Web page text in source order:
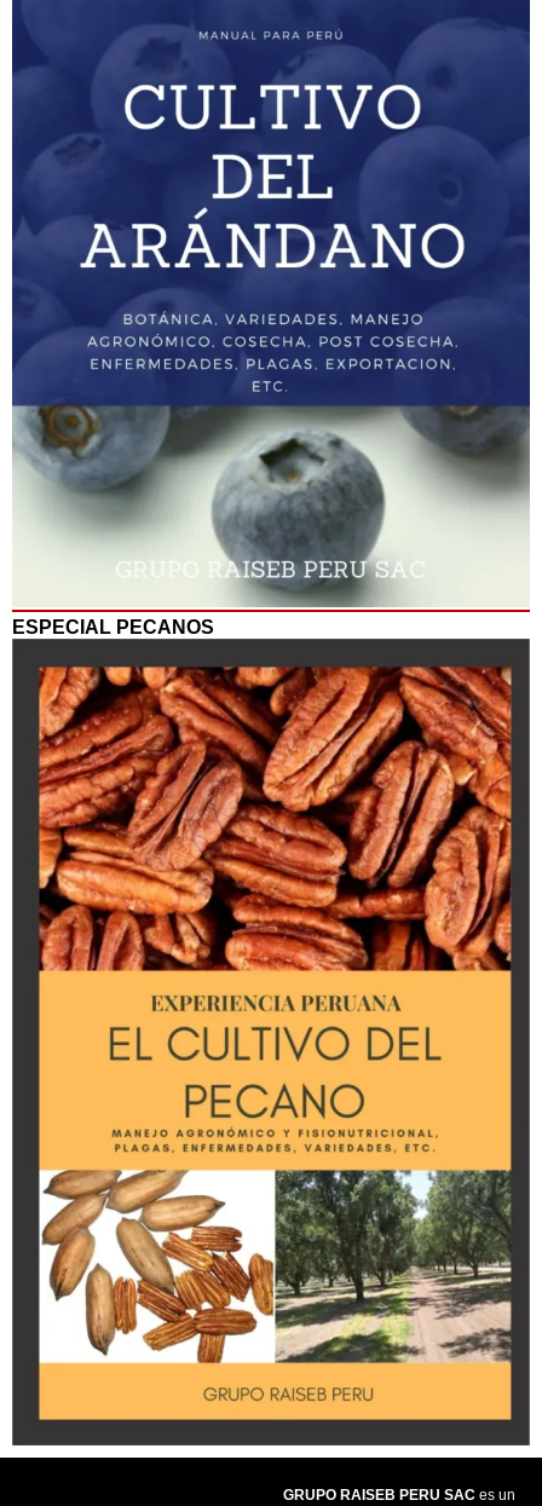
ESPECIAL PECANOS
GRUPO RAISEB PERU SAC es un